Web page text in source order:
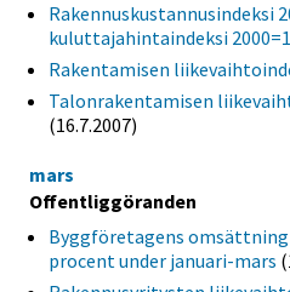
Rakennuskustannusindeksi
kuluttajahintaindeksi
Rakentamisen
Talonrakentamisen
(16.7.2007)
mars
Offentliggöranden
Byggföretagens omsättning
procent under januari-mars